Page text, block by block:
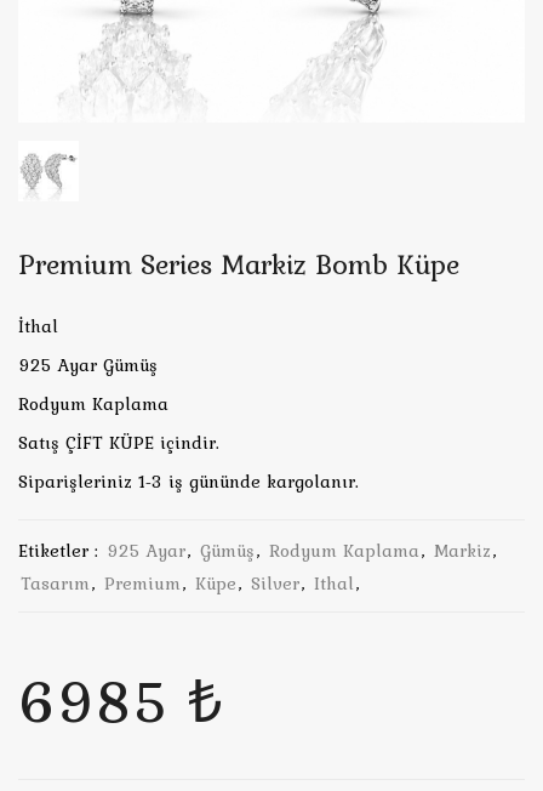
Premium Series Markiz Bomb Küpe
İthal
925 Ayar Gümüş
Rodyum Kaplama
Satış ÇİFT KÜPE içindir.
Siparişleriniz 1-3 iş gününde kargolanır.
Etiketler : 925 Ayar, Gümüş, Rodyum Kaplama, Markiz,
Tasarım, Premium, Küpe, Silver, Ithal,
6985 ₺